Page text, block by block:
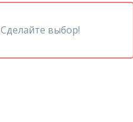
Сделайте выбор!